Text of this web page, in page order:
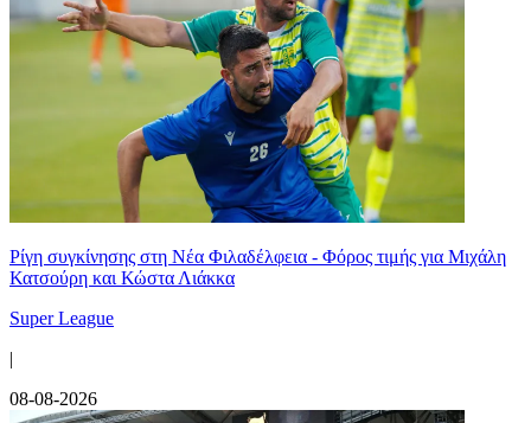
Ρίγη συγκίνησης στη Νέα Φιλαδέλφεια - Φόρος τιμής για Μιχάλη
Κατσούρη και Κώστα Λιάκκα
Super League
|
08-08-2026